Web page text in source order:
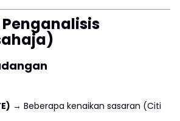
→ Beberapa kenaikan sasaran (Citi